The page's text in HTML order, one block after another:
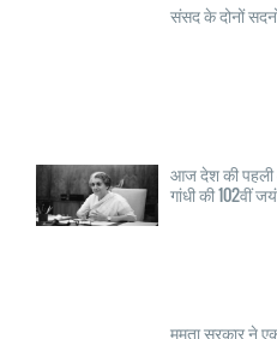
संसद के दोनों
आज देश की पहली
गांधी की 102वीं
ममता सरकार ने